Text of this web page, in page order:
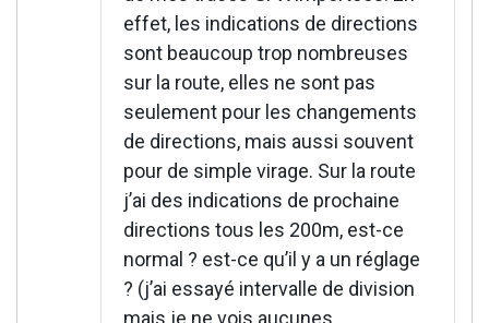
effet, les indications de directions
sont beaucoup trop nombreuses
sur la route, elles ne sont pas
seulement pour les changements
de directions, mais aussi souvent
pour de simple virage. Sur la route
j’ai des indications de prochaine
directions tous les 200m, est-ce
normal ? est-ce qu’il y a un réglage
? (j’ai essayé intervalle de division
mais je ne vois aucunes